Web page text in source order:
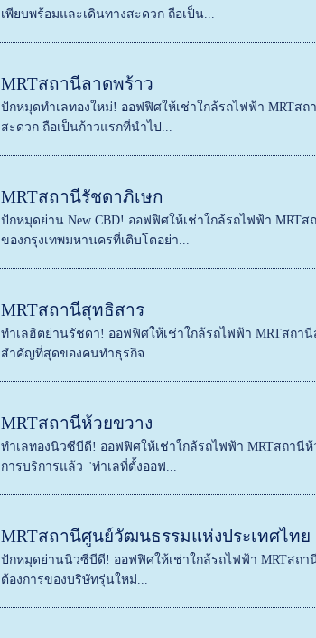
เพียบพร้อมและเดินทางสะดวก ถือเป็น...
MRTสถานีลาดพร้าว
ปักหมุดทำเลทองใหม่! ออฟฟิศให้เช่าใกล้รถไฟฟ้า MRTส
สะดวก ถือเป็นก้าวแรกที่นำไป...
MRTสถานีรัชดาภิเษก
ปักหมุดย่าน New CBD! ออฟฟิศให้เช่าใกล้รถไฟฟ้า MRT
ของกรุงเทพมหานครที่เติบโตอย่า...
MRTสถานีสุทธิสาร
ทำเลฮิตย่านรัชดา! ออฟฟิศให้เช่าใกล้รถไฟฟ้า MRTสถา
สำคัญที่สุดของคนทำธุรกิจ ...
MRTสถานีห้วยขวาง
ทำเลทองนิวซีบีดี! ออฟฟิศให้เช่าใกล้รถไฟฟ้า MRTสถานี
การบริการแล้ว "ทำเลที่ตั้งออฟ...
MRTสถานีศูนย์วัฒนธรรมแห่งประเทศไทย
ปักหมุดย่านนิวซีบีดี! ออฟฟิศให้เช่าใกล้รถไฟฟ้า MRTสถ
ต้องการของบริษัทรุ่นใหม่...